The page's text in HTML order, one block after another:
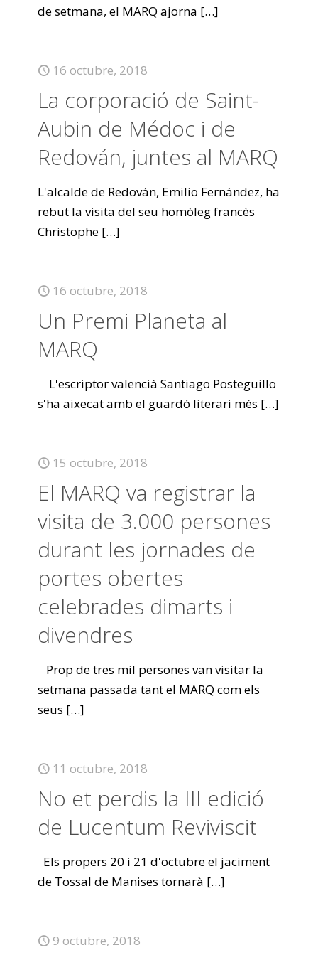
de setmana, el MARQ ajorna […]
16 octubre, 2018
La corporació de Saint-
Aubin de Médoc i de
Redován, juntes al MARQ
L'alcalde de Redován, Emilio Fernández, ha
rebut la visita del seu homòleg francès
Christophe […]
16 octubre, 2018
Un Premi Planeta al
MARQ
L'escriptor valencià Santiago Posteguillo
s'ha aixecat amb el guardó literari més […]
15 octubre, 2018
El MARQ va registrar la
visita de 3.000 persones
durant les jornades de
portes obertes
celebrades dimarts i
divendres
Prop de tres mil persones van visitar la
setmana passada tant el MARQ com els
seus […]
11 octubre, 2018
No et perdis la III edició
de Lucentum Reviviscit
Els propers 20 i 21 d'octubre el jaciment
de Tossal de Manises tornarà […]
9 octubre, 2018